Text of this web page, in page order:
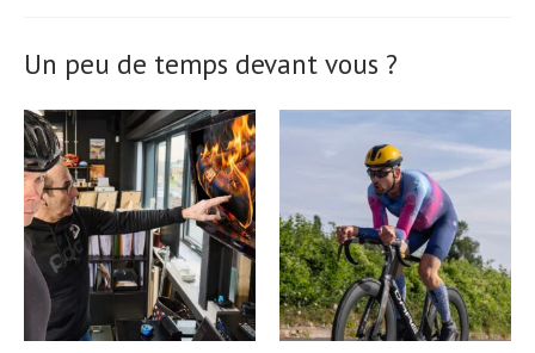
Un peu de temps devant vous ?